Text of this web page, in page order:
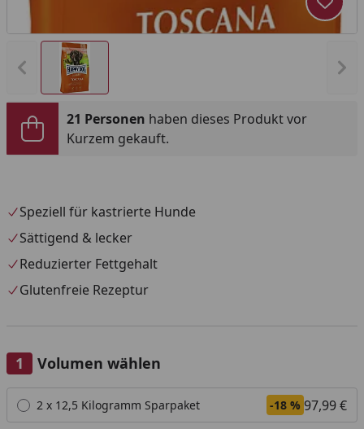
Vorheriges Bild anzeigen
21 Personen haben dieses Produkt vor
Kurzem gekauft.
Speziell für kastrierte Hunde
Sättigend & lecker
Reduzierter Fettgehalt
Glutenfreie Rezeptur
Volumen wählen
Alle anzeigen (4)
2 x 12,5 Kilogramm Sparpaket -18 % 97,99 €